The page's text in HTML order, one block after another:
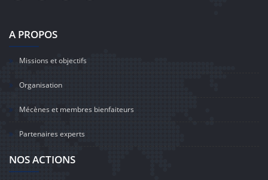
A PROPOS
Missions et objectifs
Organisation
Mécènes et membres bienfaiteurs
Partenaires experts
NOS ACTIONS